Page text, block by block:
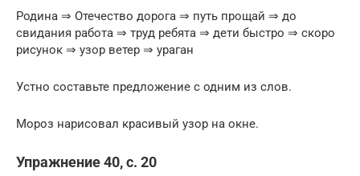
Родина ⇒ Отечество дорога ⇒ путь прощай ⇒ до
свидания работа ⇒ труд ребята ⇒ дети быстро ⇒ скоро
рисунок ⇒ узор ветер ⇒ ураган
Устно составьте предложение с одним из слов.
Мороз нарисовал красивый узор на окне.
Упражнение 40, с. 20